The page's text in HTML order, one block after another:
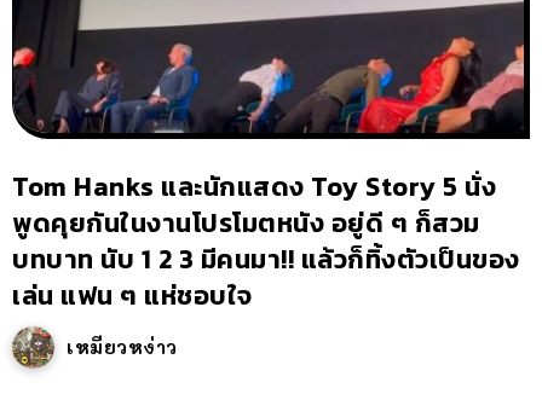
Tom Hanks และนักแสดง Toy Story 5 นั่ง
พูดคุยกันในงานโปรโมตหนัง อยู่ดี ๆ ก็สวม
บทบาท นับ 1 2 3 มีคนมา!! แล้วก็ทิ้งตัวเป็นของ
เล่น แฟน ๆ แห่ชอบใจ
เหมียวหง่าว